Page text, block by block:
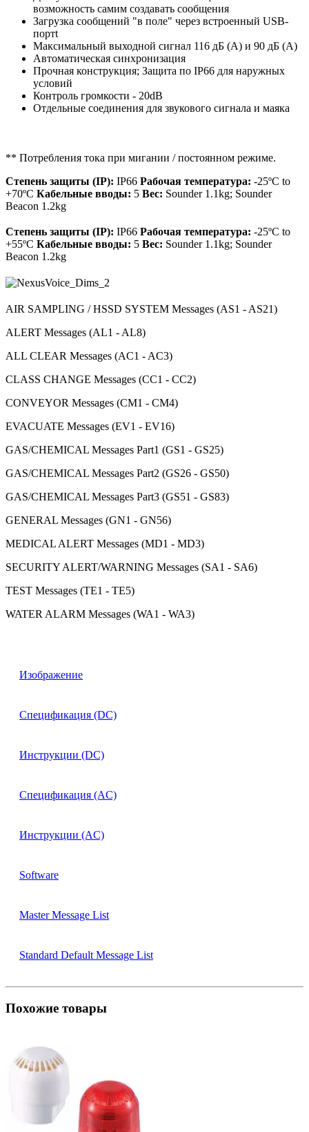
возможность самим создавать сообщения
Загрузка сообщений "в поле" через встроенный USB-
портt
Максимальный выходной сигнал 116 дБ (A) и 90 дБ (A)
Автоматическая синхронизация
Прочная конструкция; Защита по IP66 для наружных
условий
Контроль громкости - 20dB
Отдельные соединения для звукового сигнала и маяка
** Потребления тока при мигании / постоянном режиме.
Степень защиты (IP): IP66 Рабочая температура: -25ºC to
+70ºC Кабельные вводы: 5 Вес: Sounder 1.1kg; Sounder
Beacon 1.2kg
Степень защиты (IP): IP66 Рабочая температура: -25ºC to
+55ºC Кабельные вводы: 5 Вес: Sounder 1.1kg; Sounder
Beacon 1.2kg
AIR SAMPLING / HSSD SYSTEM Messages (AS1 - AS21)
ALERT Messages (AL1 - AL8)
ALL CLEAR Messages (AC1 - AC3)
CLASS CHANGE Messages (CC1 - CC2)
CONVEYOR Messages (CM1 - CM4)
EVACUATE Messages (EV1 - EV16)
GAS/CHEMICAL Messages Part1 (GS1 - GS25)
GAS/CHEMICAL Messages Part2 (GS26 - GS50)
GAS/CHEMICAL Messages Part3 (GS51 - GS83)
GENERAL Messages (GN1 - GN56)
MEDICAL ALERT Messages (MD1 - MD3)
SECURITY ALERT/WARNING Messages (SA1 - SA6)
TEST Messages (TE1 - TE5)
WATER ALARM Messages (WA1 - WA3)
Изображение
Спецификация (DC)
Инструкции (DC)
Спецификация (AC)
Инструкции (AC)
Software
Master Message List
Standard Default Message List
Похожие товары